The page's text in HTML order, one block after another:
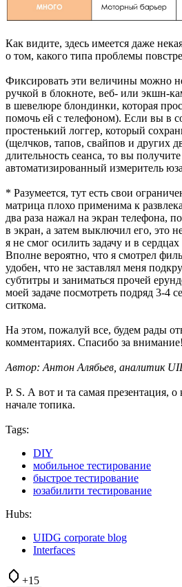
Как видите, здесь имеется даже
о том, какого типа проблемы
Фиксировать эти величины можно
ручкой в блокноте, веб- или экшн-
в шевелюре блондинки, которая
помочь ей с телефоном). Если вы в
простенький логгер, который
(щелчков, тапов, свайпов и других
длительность сеанса, то вы
автоматизированный измеритель
* Разумеется, тут есть свои
матрица плохо применима к
два раза нажал на экран телефона,
в экран, а затем выключил его, это
я не смог осилить задачу и в
Вполне вероятно, что я смотрел
удобен, что не заставлял меня
субтитры и заниматься прочей
моей задаче посмотреть подряд 3-4
ситкома.
На этом, пожалуй все, будем рады
комментариях. Спасибо за внимание!
Автор: Антон Алябьев, аналитик
P. S. А вот и та самая презентация,
начале топика.
Tags:
DIY
мобильное тестирование
быстрое тестирование
юзабилити тестирование
Hubs:
UIDG corporate blog
Interfaces
+15